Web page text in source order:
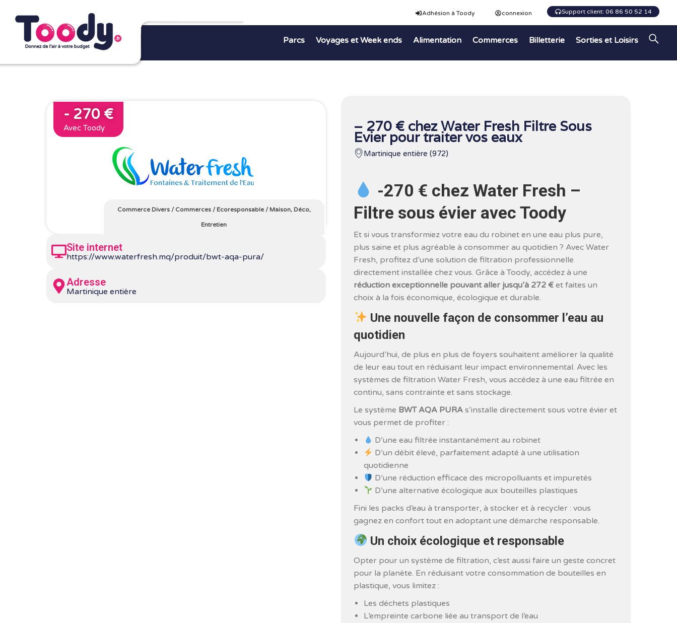
Adhésion à Toody connexion Support client: 06 86 50 52 14
Parcs Voyages et Week ends Alimentation Commerces Billetterie Sorties et Loisirs
- 270 €
Avec Toody
Commerce Divers/ Commerces/Ecoresponsable/Maison, Déco,
Entretien
Site internet
https://www.waterfresh.mq/produit/bwt-aqa-pura/
Adresse
Martinique entière
– 270 € chez Water Fresh Filtre Sous
Evier pour traiter vos eaux
Martinique entière (972)
-270 € chez Water Fresh –
Filtre sous évier avec Toody
Et si vous transformiez votre eau du robinet en une eau plus pure,
plus saine et plus agréable à consommer au quotidien ? Avec Water
Fresh, profitez d’une solution de filtration professionnelle
directement installée chez vous. Grâce à Toody, accédez à une
réduction exceptionnelle pouvant aller jusqu’à 272 €et faites un
choix à la fois économique, écologique et durable.
Une nouvelle façon de consommer l’eau au
quotidien
Aujourd’hui, de plus en plus de foyers souhaitent améliorer la qualité
de leur eau tout en réduisant leur impact environnemental. Avec les
systèmes de filtration Water Fresh, vous accédez à une eau filtrée en
continu, sans contrainte et sans stockage.
Le système BWT AQA PURAs’installe directement sous votre évier et
vous permet de profiter :
D’une eau filtrée instantanément au robinet
D’un débit élevé, parfaitement adapté à une utilisation
quotidienne
D’une réduction efficace des micropolluants et impuretés
D’une alternative écologique aux bouteilles plastiques
Fini les packs d’eau à transporter, à stocker et à recycler : vous
gagnez en confort tout en adoptant une démarche responsable.
Un choix écologique et responsable
Opter pour un système de filtration, c’est aussi faire un geste concret
pour la planète. En réduisant votre consommation de bouteilles en
plastique, vous limitez :
Les déchets plastiques
L’empreinte carbone liée au transport de l’eau